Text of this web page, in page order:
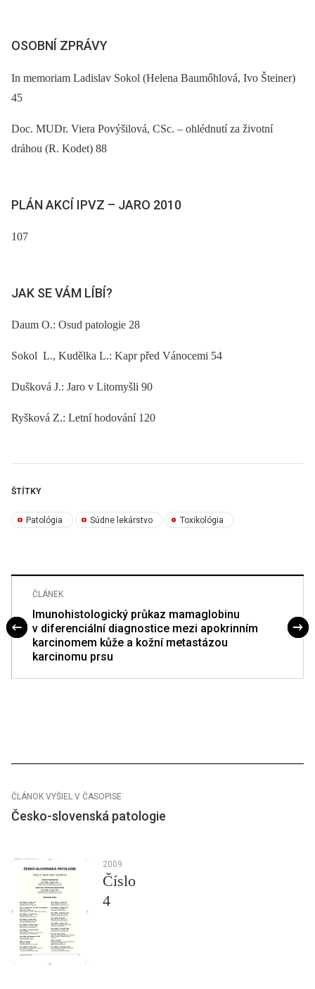
OSOBNÍ ZPRÁVY
In memoriam Ladislav Sokol (Helena Baumőhlová, Ivo Šteiner)
45
Doc. MUDr. Viera Povýšilová, CSc. –⁠ ohlédnutí za životní
dráhou (R. Kodet) 88
PLÁN AKCÍ IPVZ –⁠ JARO 2010
107
JAK SE VÁM LÍBÍ?
Daum O.: Osud patologie 28
Sokol L., Kudělka L.: Kapr před Vánocemi 54
Dušková J.: Jaro v Litomyšli 90
Ryšková Z.: Letní hodování 120
ŠTÍTKY
Patológia Súdne lekárstvo Toxikológia
ČLÁNEK
Imunohistologický průkaz mamaglobinu
v diferenciální diagnostice mezi apokrinním
karcinomem kůže a kožní metastázou
karcinomu prsu
ČLÁNOK VYŠIEL V ČASOPISE
Česko-slovenská patologie
2009
Číslo
4